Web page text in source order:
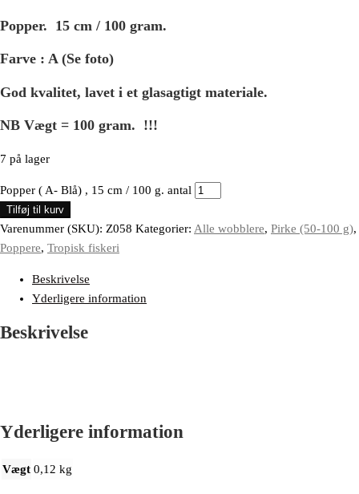
Popper. 15 cm / 100 gram.
Farve : A (Se foto)
God kvalitet, lavet i et glasagtigt materiale.
NB Vægt = 100 gram. !!!
7 på lager
Popper ( A- Blå) , 15 cm / 100 g. antal
Tilføj til kurv
Varenummer (SKU): Z058 Kategorier: Alle wobblere, Pirke (50-100 g),
Poppere, Tropisk fiskeri
Beskrivelse
Yderligere information
Beskrivelse
Yderligere information
Vægt 0,12 kg